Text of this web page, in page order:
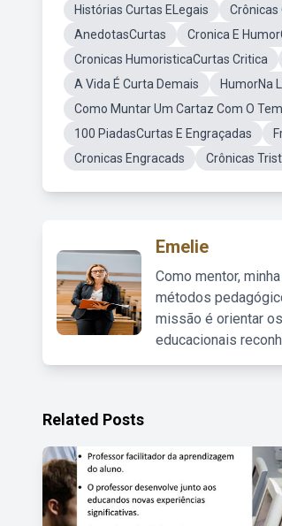
Histórias Curtas ELegais
Crônicas
AnedotasCurtas
Cronica E
Cronicas HumoristicaCurtas Critica
A Vida É Curta Demais
HumorNa
Como Muntar Um Cartaz Com O
100 PiadasCurtas E Engraçadas
Cronicas Engracads
Crônicas
Emelie
Como mentor,
métodos
missão é orientar
educacionais
Related Posts